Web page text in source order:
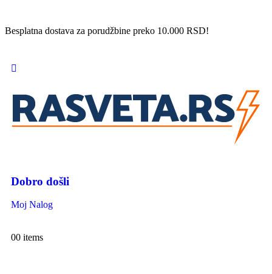
Besplatna dostava za porudžbine preko 10.000 RSD!
Dobro došli
Moj Nalog
00 items